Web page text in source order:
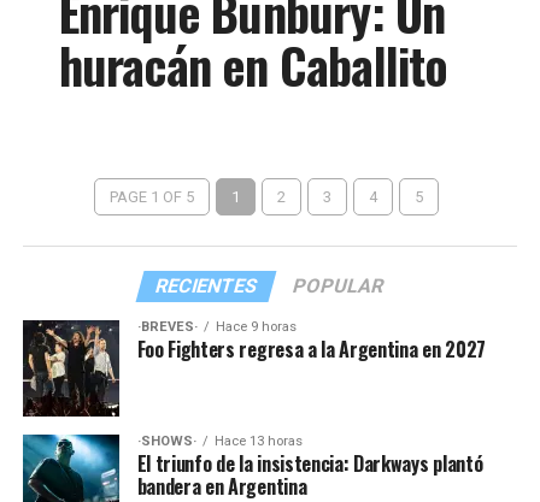
huracán en Caballito
PAGE 1 OF 5 1 2 3 4 5
RECIENTES POPULAR
·BREVES· Hace 9 horas
Foo Fighters regresa a la Argentina en 2027
·SHOWS· Hace 13 horas
El triunfo de la insistencia: Darkways plantó
bandera en Argentina